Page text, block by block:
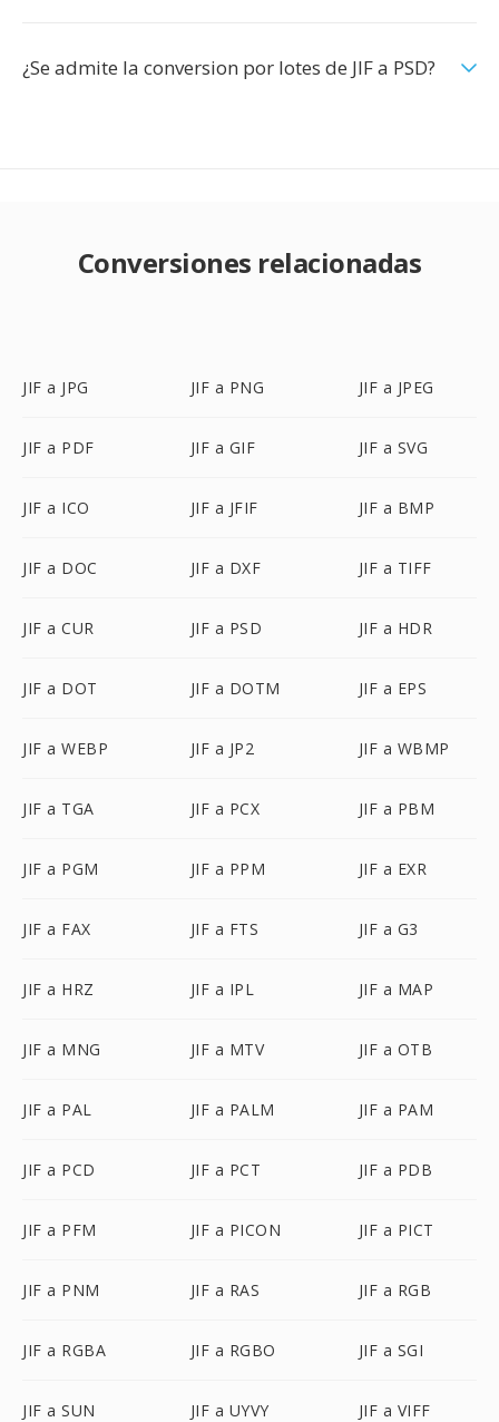
¿Se admite la conversion por lotes de JIF a PSD?
Conversiones relacionadas
JIF a JPG JIF a PNG JIF a JPEG
JIF a PDF JIF a GIF JIF a SVG
JIF a ICO JIF a JFIF JIF a BMP
JIF a DOC JIF a DXF JIF a TIFF
JIF a CUR JIF a PSD JIF a HDR
JIF a DOT JIF a DOTM JIF a EPS
JIF a WEBP JIF a JP2 JIF a WBMP
JIF a TGA JIF a PCX JIF a PBM
JIF a PGM JIF a PPM JIF a EXR
JIF a FAX JIF a FTS JIF a G3
JIF a HRZ JIF a IPL JIF a MAP
JIF a MNG JIF a MTV JIF a OTB
JIF a PAL JIF a PALM JIF a PAM
JIF a PCD JIF a PCT JIF a PDB
JIF a PFM JIF a PICON JIF a PICT
JIF a PNM JIF a RAS JIF a RGB
JIF a RGBA JIF a RGBO JIF a SGI
JIF a SUN JIF a UYVY JIF a VIFF